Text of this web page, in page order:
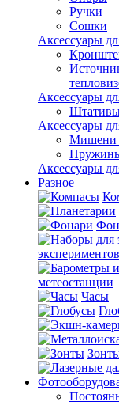
Ручки
Сошки
Аксессуары
Аксессуары
Аксессуары
Мишени
Аксессуары
Разное
экспериментов
метеостанции
Часы